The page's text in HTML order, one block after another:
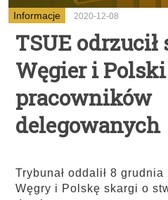
Informacje 2020-12-08
TSUE odrzucił
Węgier i
pracowników
delegowanych
Trybunał oddalił 8
Węgry i Polskę skargi o